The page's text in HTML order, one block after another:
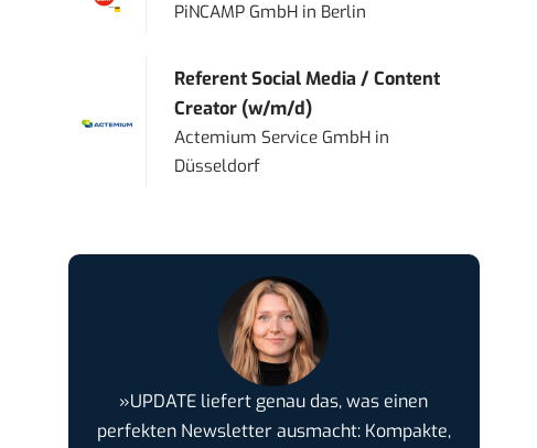
PiNCAMP GmbH in Berlin
Referent Social Media / Content
Creator (w/m/d)
Actemium Service GmbH in
Düsseldorf
»UPDATE liefert genau das, was einen
perfekten Newsletter ausmacht: Kompakte,